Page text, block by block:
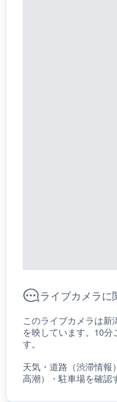
ライブカメラに
このライブカメラは新
を映しています。10
す。
天気・道路（渋滞情報
高潮）・駐車場を確認